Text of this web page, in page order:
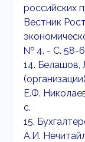
российских
Вестник
№ 4. - С. 58-
14. Белашов,
Е.Ф.
с.
15.
А.И.